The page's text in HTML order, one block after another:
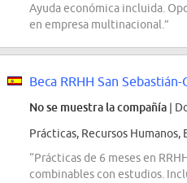
Ayuda económica incluida.
en empresa multinacional.”
Beca RRHH San
No se muestra la compañía |
Prácticas, Recursos Humanos,
“Prácticas de 6 meses en
combinables con estudios.